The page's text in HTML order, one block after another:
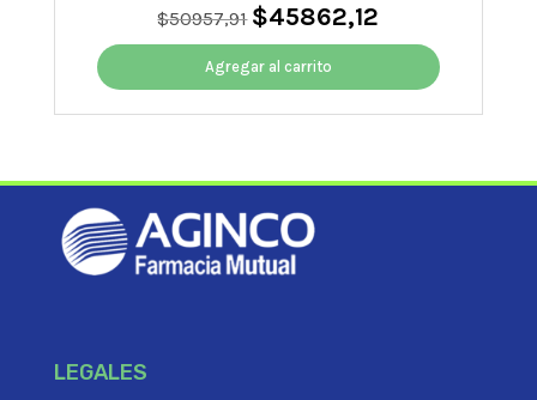
$50957,91 El
precio
original
era:
$50957,91.
$45862,12
precio
es:
$45862,12.
Agregar al carrito
LEGALES